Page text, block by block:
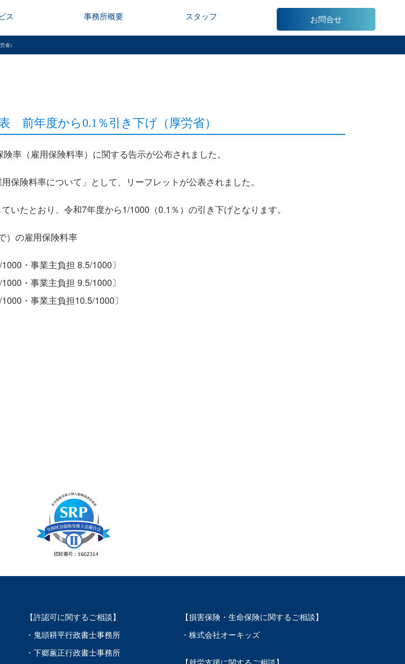
ス 事務所概要 スタッフ お問合せ
省）
前年度から0.1％引き下げ（厚労省）
率（雇用保険料率）に関する告示が公布されました。
保険料率について」として、リーフレットが公表されました。
いたとおり、令和7年度から1/1000（0.1％）の引き下げとなります。
）の雇用保険料率
・事業主負担 8.5/1000〕
・事業主負担 9.5/1000〕
・事業主負担10.5/1000〕
【許認可に関するご相談】
・鬼頭耕平行政書士事務所
・下郷薫正行政書士事務所
【損害保険・生命保険に関するご相談】
・株式会社オーキッズ